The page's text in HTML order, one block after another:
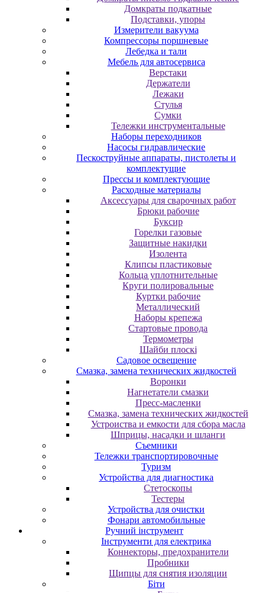
Домкраты подкатные
Подставки, упоры
Измерители вакуума
Компрессоры поршневые
Лебедка и тали
Мебель для автосервиса
Верстаки
Держатели
Лежаки
Стулья
Сумки
Тележки инструментальные
Наборы переходников
Насосы гидравлические
Пескоструйные аппараты, пистолеты и
комплектущие
Прессы и комплектующие
Расходные материалы
Аксессуары для сварочных работ
Брюки рабочие
Буксир
Горелки газовые
Защитные накидки
Изолента
Клипсы пластиковые
Кольца уплотнительные
Круги полировальные
Куртки рабочие
Металлический
Наборы крепежа
Стартовые провода
Термометры
Шайби плоскі
Садовое освещение
Смазка, замена технических жидкостей
Воронки
Нагнетатели смазки
Пресс-масленки
Смазка, замена технических жидкостей
Устроиства и емкости для сбора масла
Шприцы, насадки и шланги
Съемники
Тележки транспортировочные
Туризм
Устройства для диагностика
Стетоскопы
Тестеры
Устройства для очистки
Фонари автомобильные
Ручний інструмент
Інструменти для електрика
Коннекторы, предохранители
Пробники
Щипцы для снятия изоляции
Біти